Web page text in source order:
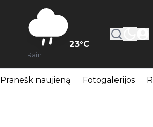
23°C
Rain
Pranešk naujieną Fotogalerijos